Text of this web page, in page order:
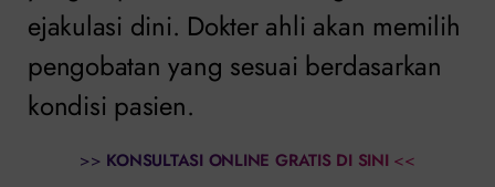
ejakulasi dini. Dokter ahli akan memilih
pengobatan yang sesuai berdasarkan
kondisi pasien.
>> KONSULTASI ONLINE GRATIS DI SINI <<